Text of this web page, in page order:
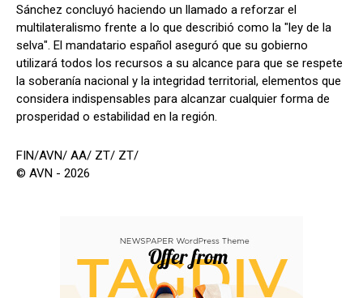
Sánchez concluyó haciendo un llamado a reforzar el
multilateralismo frente a lo que describió como la "ley de la
selva". El mandatario español aseguró que su gobierno
utilizará todos los recursos a su alcance para que se respete
la soberanía nacional y la integridad territorial, elementos que
considera indispensables para alcanzar cualquier forma de
prosperidad o estabilidad en la región.
FIN/AVN/ AA/ ZT/ ZT/
© AVN - 2026